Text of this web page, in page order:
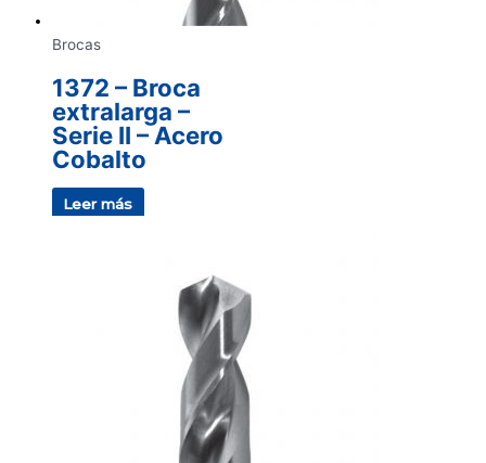
Brocas
1372 – Broca
extralarga –
Serie II – Acero
Cobalto
Leer más